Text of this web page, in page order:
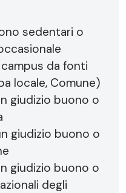
sedentari o
da fonti
locale, Comune)
giudizio buono o
giudizio buono o
giudizio buono o
degli